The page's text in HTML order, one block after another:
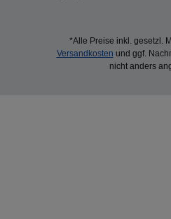
*Alle Preise inkl. gesetzl.
Versandkosten und ggf.
nicht anders